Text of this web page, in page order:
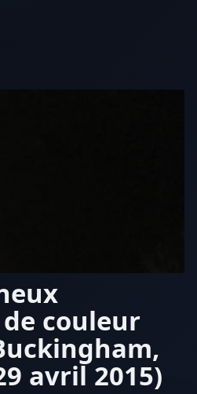
couleur
avril 2015)